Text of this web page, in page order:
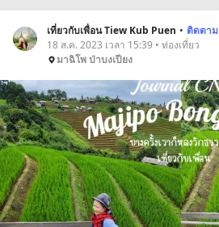
เที่ยวกับเพื่อน Tiew Kub Puen • ติดตาม
18 ส.ค. 2023 เวลา 15:39 • ท่องเที่ยว
มาฉิโพ ป่าบงเปียง